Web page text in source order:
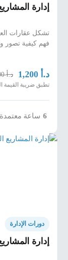
إدارة
تشكل عقارات
فهم كيفية تصور
د.أ 1,200 د.أ1,500
تطبق ضريبة القيمة
6 ساعة معتمدة
دورات الإدارة
إدارة